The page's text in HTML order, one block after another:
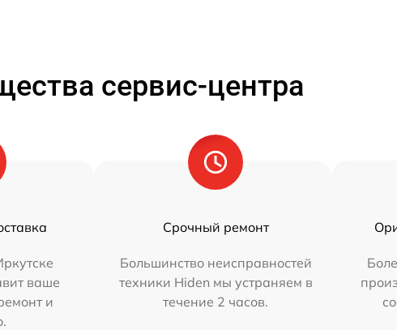
сервис-центра
ваше
и
Срочный ремонт
Большинство неисправностей
техники Hiden мы устраняем в
течение 2 часов.